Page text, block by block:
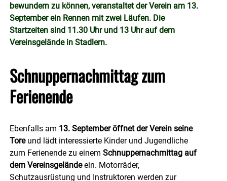
bewundern zu können, veranstaltet der Verein am 13.
September ein Rennen mit zwei Läufen. Die
Startzeiten sind 11.30 Uhr und 13 Uhr auf dem
Vereinsgelände in Stadlern.
Schnuppernachmittag zum
Ferienende
Ebenfalls am 13. September öffnet der Verein seine
Toreund lädt interessierte Kinder und Jugendliche
zum Ferienende zu einem Schnuppernachmittag auf
dem Vereinsgeländeein. Motorräder,
Schutzausrüstung und Instruktoren werden zur